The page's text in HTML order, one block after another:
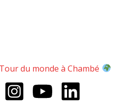
du monde à Chambé